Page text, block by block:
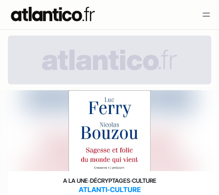
A LA UNE›DÉCRYPTAGES›CULTURE
ATLANTI-CULTURE